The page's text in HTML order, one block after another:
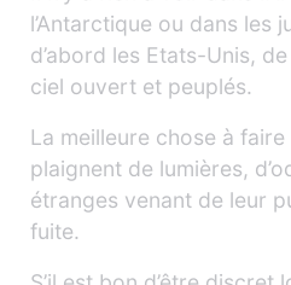
l’Antarctique ou dans les
d’abord les Etats-Unis,
ciel ouvert et peuplés.
La meilleure chose à
plaignent de lumières,
étranges venant de leur
fuite.